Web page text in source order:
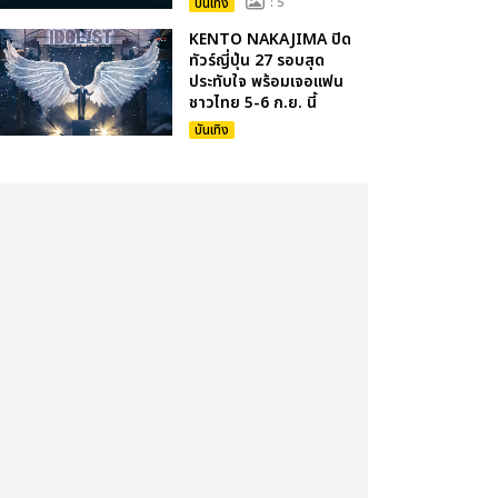
KENTO NAKAJIMA ปิด
ทัวร์ญี่ปุ่น 27 รอบสุด
ประทับใจ พร้อมเจอแฟน
ชาวไทย 5-6 ก.ย. นี้
บันเทิง